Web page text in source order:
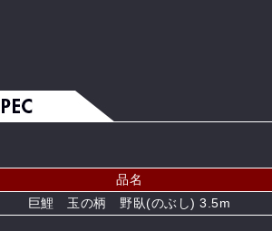
品名
巨鯉 玉の柄 野臥(のぶし) 3.5m